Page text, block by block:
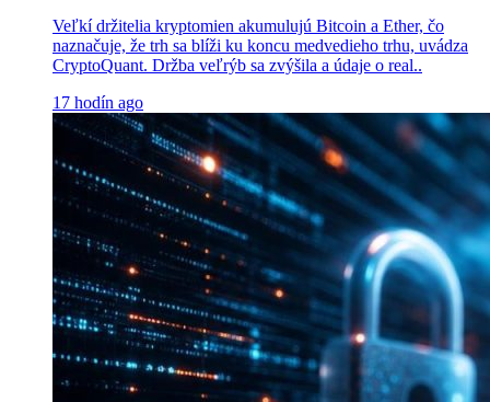
Veľkí držitelia kryptomien akumulujú Bitcoin a Ether, čo
naznačuje, že trh sa blíži ku koncu medvedieho trhu, uvádza
CryptoQuant. Držba veľrýb sa zvýšila a údaje o real..
17 hodín ago